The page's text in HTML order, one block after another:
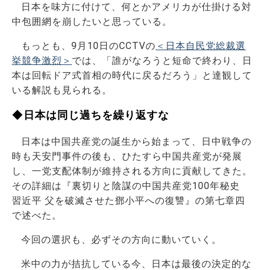
日本を味方に付けて、何とかアメリカが仕掛ける対
中包囲網を崩したいと思っている。
もっとも、9月10日のCCTVの ＜日本自民党総裁選
挙競争激烈＞ では、「誰がなろうと短命で終わり、日
本は回転ドア式首相の時代に戻るだろう」と達観して
いる解説も見られる。
◆日本は同じ過ちを繰り返すな
日本は中国共産党の誕生から始まって、日中戦争の
時も天安門事件の後も、ひたすら中国共産党が発展
し、一党支配体制が維持される方向に貢献してきた。
その詳細は『裏切りと陰謀の中国共産党100年秘史
習近平 父を破滅させた鄧小平への復讐』の第七章四
で述べた。
今回の選択も、必ずその方向に動いていく。
米中の力が拮抗している今、日本は最後の決定的な